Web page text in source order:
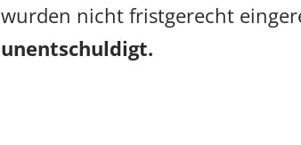
wurden nicht fristgerecht
unentschuldigt.